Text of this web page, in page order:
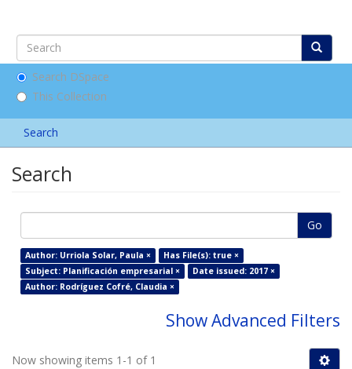
Search DSpace
This Collection
Search
Search
Go
Author: Urriola Solar, Paula ×
Has File(s): true ×
Subject: Planificación empresarial ×
Date issued: 2017 ×
Author: Rodríguez Cofré, Claudia ×
Show Advanced Filters
Now showing items 1-1 of 1